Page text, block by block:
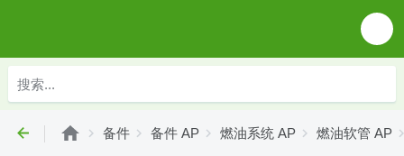
备件 备件 AP 燃油系统 AP 燃油软管 AP